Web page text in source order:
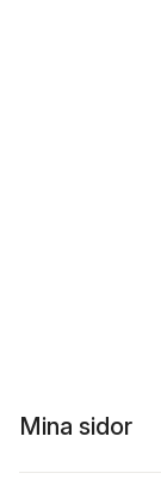
Mina sidor